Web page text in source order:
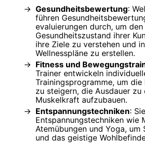
Gesundheitsbewertung:
führen
evaluierungen durch, um den
Gesundheitszustand ihrer
ihre Ziele zu verstehen und
Wellnesspläne zu erstellen.
Fitness und
Trainer entwickeln
Trainingsprogramme, um
zu steigern, die Ausdauer zu
Muskelkraft aufzubauen.
Entspannungstechniken:
Entspannungstechniken wie
Atemübungen und Yoga, um
und das geistige